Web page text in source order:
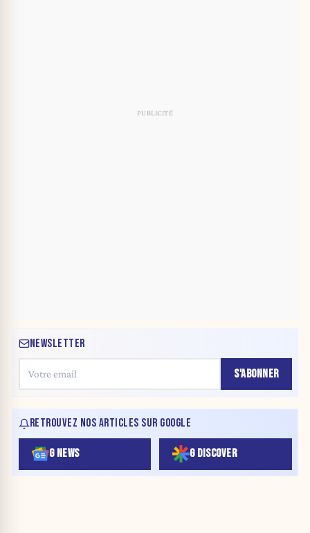
NEWSLETTER
S'ABONNER
RETROUVEZ NOS ARTICLES SUR GOOGLE
G NEWS G DISCOVER